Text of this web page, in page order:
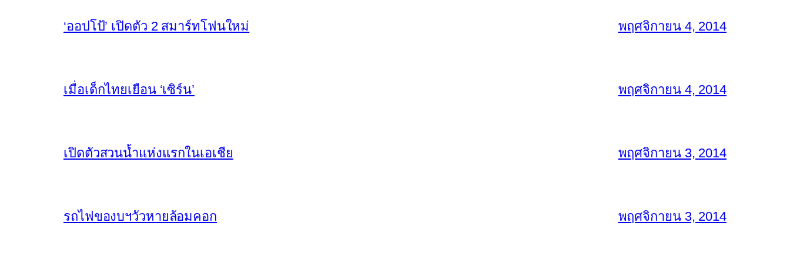
‘ออปโป้’ เปิดตัว 2 สมาร์ทโฟนใหม่ พฤศจิกายน 4, 2014
เมื่อเด็กไทยเยือน ‘เซิร์น’ พฤศจิกายน 4, 2014
เปิดตัวสวนน้ำแห่งแรกในเอเชีย พฤศจิกายน 3, 2014
รถไฟของบฯวัวหายล้อมคอก พฤศจิกายน 3, 2014